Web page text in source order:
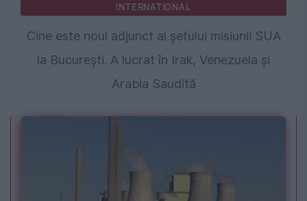
INTERNATIONAL
Cine este noul adjunct al șefului misiunii SUA
la București. A lucrat în Irak, Venezuela și
Arabia Saudită